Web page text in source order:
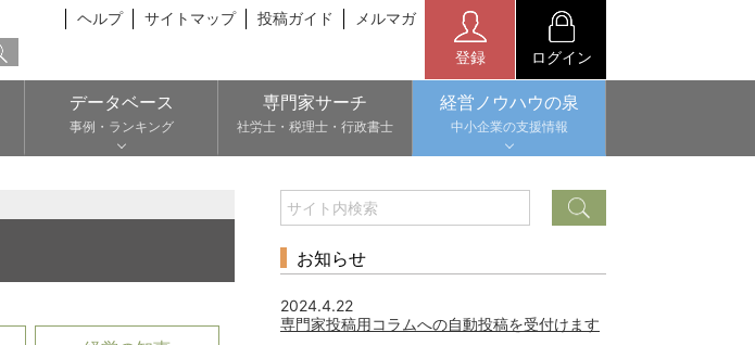
ヘルプ サイトマップ 投稿ガイド メルマガ
登録 ログイン
データベース
事例・ランキング
専門家サーチ
社労士・税理士・行政書士
経営ノウハウの泉
中小企業の支援情報
お知らせ
2024.4.22
専門家投稿用コラムへの自動投稿を受付けます